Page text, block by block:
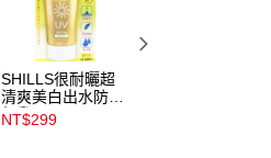
SHILLS很耐曬超
清爽美白出水防曬
凝乳40ml
NT$299